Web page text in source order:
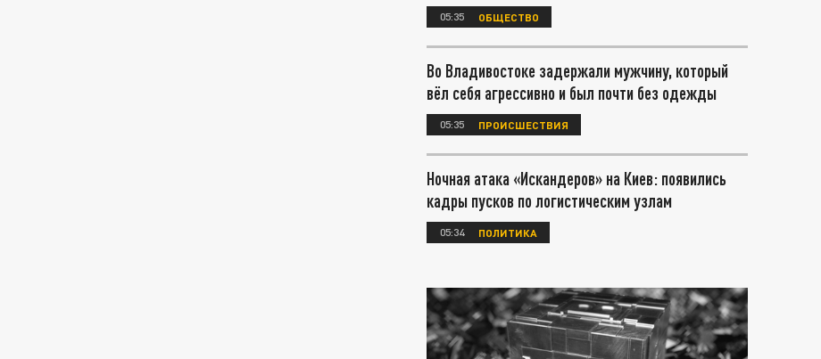
05:35 ОБЩЕСТВО
Во Владивостоке задержали мужчину, который
вёл себя агрессивно и был почти без одежды
05:35 ПРОИСШЕСТВИЯ
Ночная атака «Искандеров» на Киев: появились
кадры пусков по логистическим узлам
05:34 ПОЛИТИКА